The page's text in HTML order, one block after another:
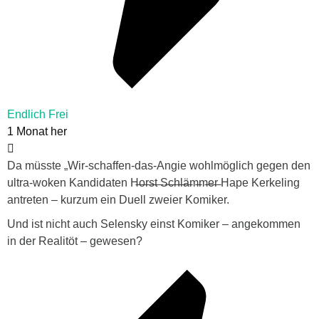
Endlich Frei
1 Monat her
Da müsste „Wir-schaffen-das-Angie wohlmöglich gegen den
ultra-woken Kandidaten H̶o̶r̶s̶t̶ ̶S̶c̶h̶l̶ä̶m̶m̶e̶r̶ Hape Kerkeling
antreten – kurzum ein Duell zweier Komiker.
Und ist nicht auch Selensky einst Komiker – angekommen
in der Realitöt – gewesen?